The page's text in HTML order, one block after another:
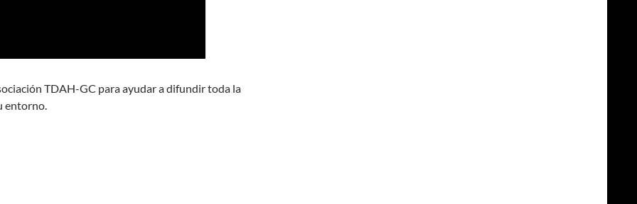
TDAH-GC para ayudar a difundir toda la
entorno.